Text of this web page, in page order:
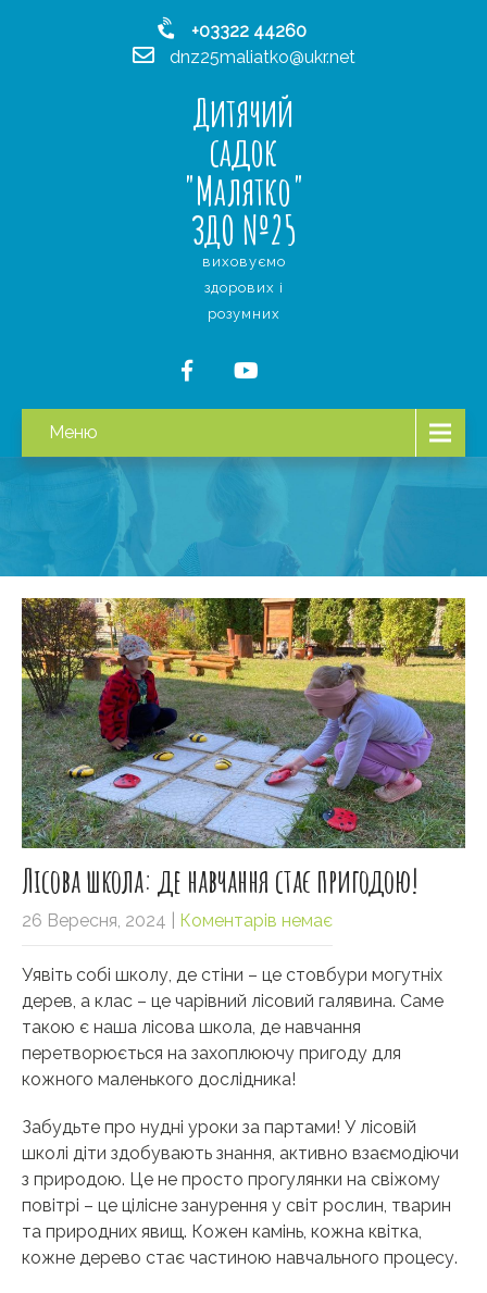
+03322 44260
dnz25maliatko@ukr.net
Дитячий
садок
"Малятко"
ЗДО №25
виховуємо
здорових і
розумних
Меню
Лісова школа: де навчання стає пригодою!
26 Вересня, 2024 Коментарів немає
Уявіть собі школу, де стіни – це стовбури могутніх
дерев, а клас – це чарівний лісовий галявина. Саме
такою є наша лісова школа, де навчання
перетворюється на захоплюючу пригоду для
кожного маленького дослідника!
Забудьте про нудні уроки за партами! У лісовій
школі діти здобувають знання, активно взаємодіючи
з природою. Це не просто прогулянки на свіжому
повітрі – це цілісне занурення у світ рослин, тварин
та природних явищ. Кожен камінь, кожна квітка,
кожне дерево стає частиною навчального процесу.